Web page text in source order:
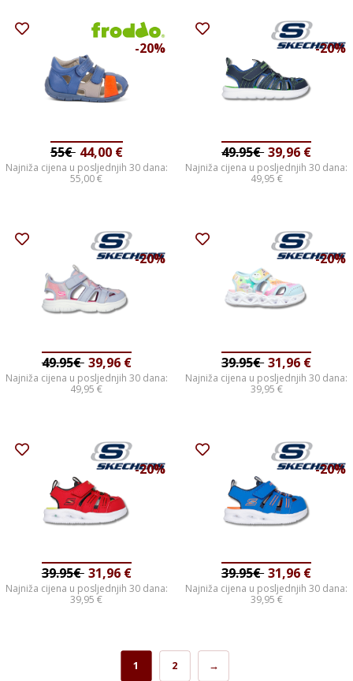
-20%
55€ 44,00 €
Najniža cijena u posljednjih 30 dana:
55,00€
-20%
49.95€ 39,96 €
Najniža cijena u posljednjih 30 dana:
49,95 €
-20%
49.95€ 39,96 €
Najniža cijena u posljednjih 30 dana:
49,95€
-20%
39.95€ 31,96 €
Najniža cijena u posljednjih 30 dana:
39,95 €
-20%
39.95€ 31,96 €
Najniža cijena u posljednjih 30 dana:
39,95€
-20%
39.95€ 31,96 €
Najniža cijena u posljednjih 30 dana:
39,95 €
1 2 →